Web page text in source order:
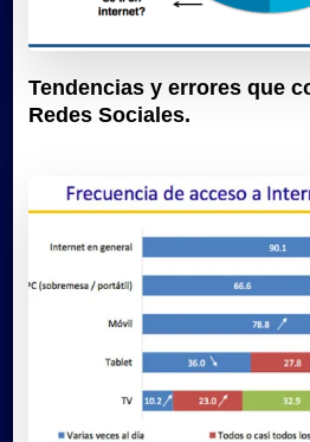
Tendencias y errores que
Redes Sociales.